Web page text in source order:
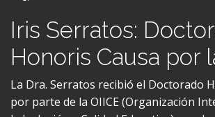
Iris Serratos:
Honoris Causa por
La Dra. Serratos recibió el Doctorado